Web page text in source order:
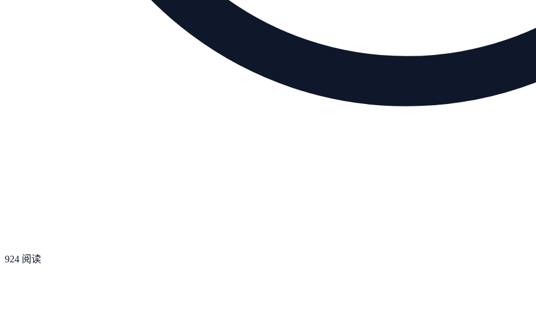
924 阅读